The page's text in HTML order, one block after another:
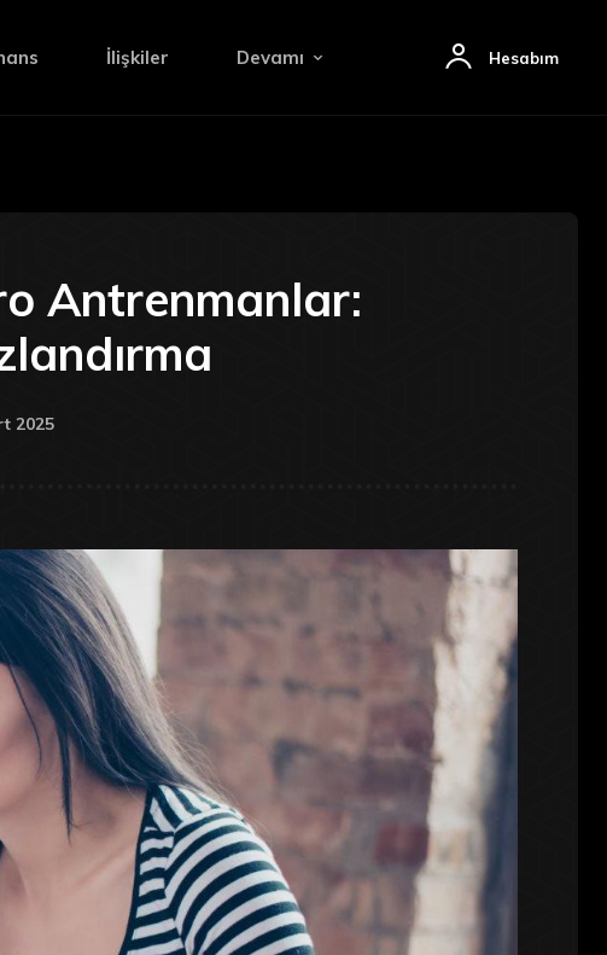
İlişkiler Devamı Hesabım
Antrenmanlar:
2025